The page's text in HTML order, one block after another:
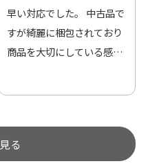
早い対応でした。 中古品で
すが綺麗に梱包されており
商品を大切にしている感が
うぐらい目立つことなく綺
麗な商品でお安く購入でき
る